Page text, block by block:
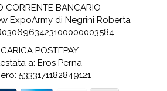
CORRENTE BANCARIO
ExpoArmy di Negrini Roberta
POSTEPAY
a: Eros Perna
5333171182849121